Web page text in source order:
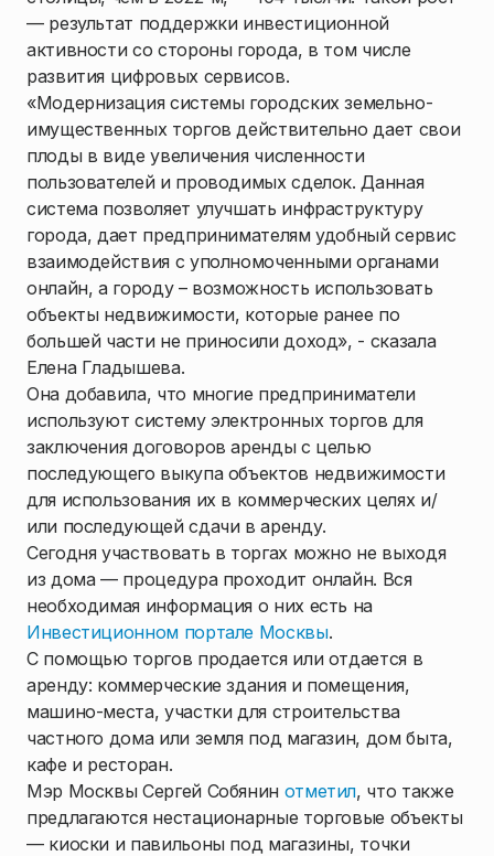
— результат поддержки инвестиционной
активности со стороны города, в том числе
развития цифровых сервисов.
«Модернизация системы городских земельно-
имущественных торгов действительно дает свои
плоды в виде увеличения численности
пользователей и проводимых сделок. Данная
система позволяет улучшать инфраструктуру
города, дает предпринимателям удобный сервис
взаимодействия с уполномоченными органами
онлайн, а городу – возможность использовать
объекты недвижимости, которые ранее по
большей части не приносили доход», - сказала
Елена Гладышева.
Она добавила, что многие предприниматели
используют систему электронных торгов для
заключения договоров аренды с целью
последующего выкупа объектов недвижимости
для использования их в коммерческих целях и/
или последующей сдачи в аренду.
Сегодня участвовать в торгах можно не выходя
из дома — процедура проходит онлайн. Вся
необходимая информация о них есть на
Инвестиционном портале Москвы.
С помощью торгов продается или отдается в
аренду: коммерческие здания и помещения,
машино-места, участки для строительства
частного дома или земля под магазин, дом быта,
кафе и ресторан.
Мэр Москвы Сергей Собянин отметил, что также
предлагаются нестационарные торговые объекты
— киоски и павильоны под магазины, точки